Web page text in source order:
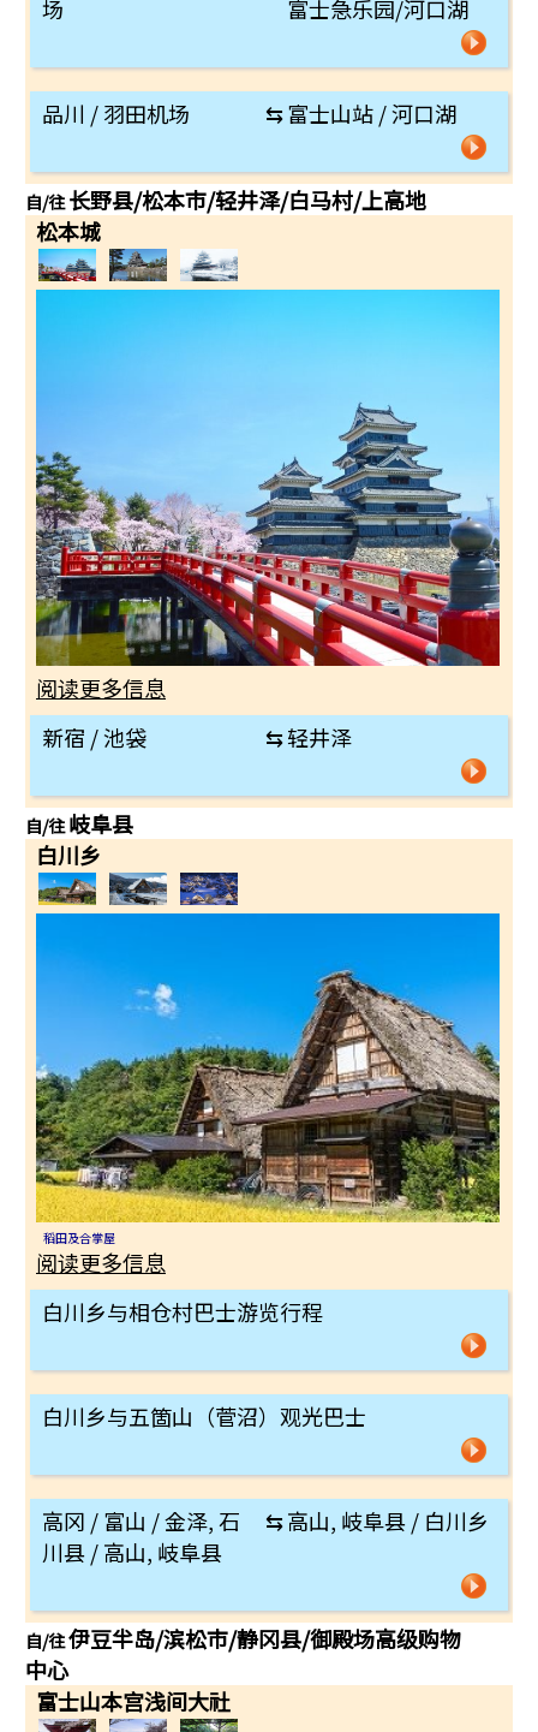
场
富士急乐园/河口湖
品川 / 羽田机场 ⇆富士山站 / 河口湖
自/往长野县/松本市/轻井泽/白马村/上高地
松本城
阅读更多信息
新宿 / 池袋
⇆轻井泽
自/往岐阜县
白川乡
稻田及合掌屋
阅读更多信息
白川乡与相仓村巴士游览行程
白川乡与五箇山（菅沼）观光巴士
高冈 / 富山 / 金泽, 石
川县 / 高山, 岐阜县
⇆高山, 岐阜县 / 白川乡
自/往伊豆半岛/滨松市/静冈县/御殿场高级购物
中心
富士山本宫浅间大社